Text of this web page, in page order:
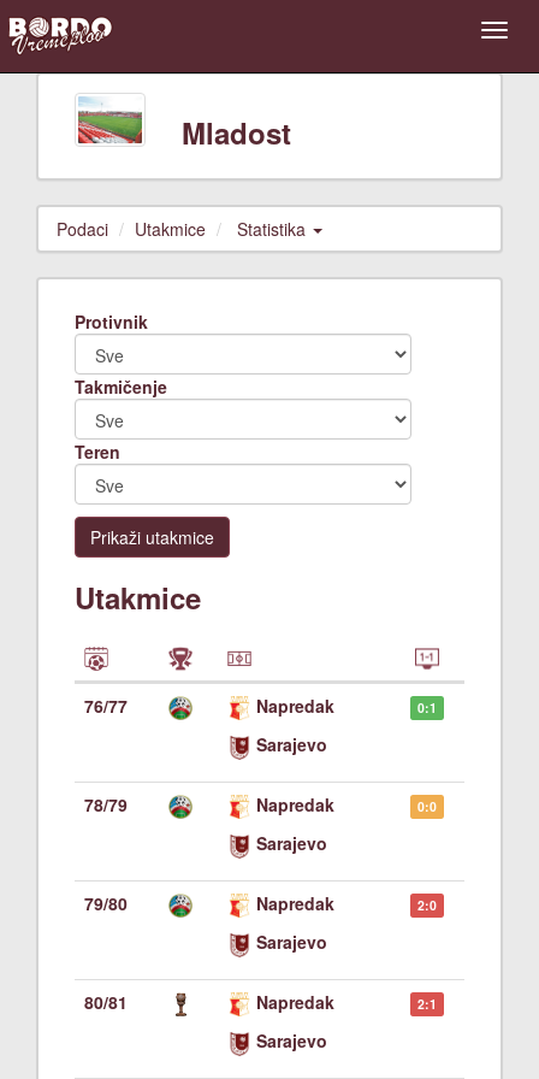
Mladost
Podaci Utakmice Statistika
Protivnik
Takmičenje
Teren
Prikaži utakmice
Utakmice
76/77
Napredak
Sarajevo
0:1
78/79
Napredak
Sarajevo
0:0
79/80
Napredak
Sarajevo
2:0
80/81
Napredak
Sarajevo
2:1